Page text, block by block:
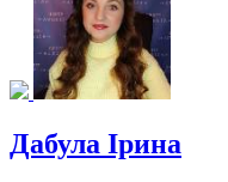
Дабула Ірина